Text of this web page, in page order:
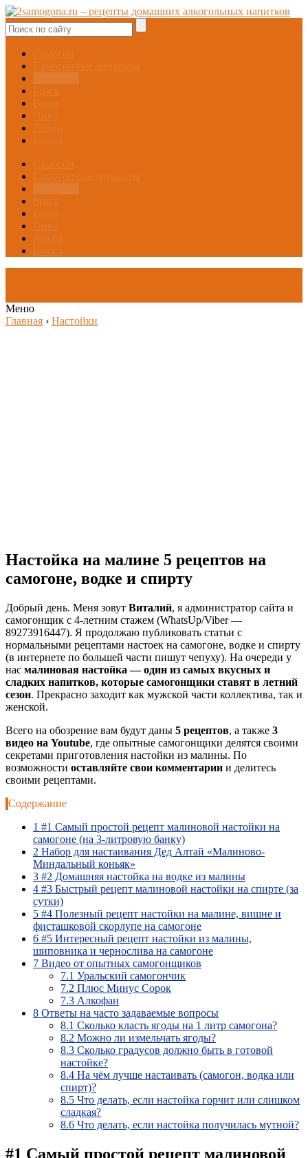
Самогон
Самогонные аппараты
Брага
Вино
Пиво
Ликёр
Виски
Самогон
Самогонные аппараты
Брага
Вино
Пиво
Ликёр
Виски
Меню
Главная › Настойки
Настойка на малине 5 рецептов на
самогоне, водке и спирту
Добрый день. Меня зовут Виталий, я администратор сайта и
самогонщик с 4-летним стажем (WhatsUp/Viber —
89273916447). Я продолжаю публиковать статьи с
нормальными рецептами настоек на самогоне, водке и спирту
(в интернете по большей части пишут чепуху). На очереди у
нас малиновая настойка — один из самых вкусных и
сладких напитков, которые самогонщики ставят в летний
сезон. Прекрасно заходит как мужской части коллектива, так и
женской.
Всего на обозрение вам будут даны 5 рецептов, а также 3
видео на Youtube, где опытные самогонщики делятся своими
секретами приготовления настойки из малины. По
возможности оставляйте свои комментарии и делитесь
своими рецептами.
Содержание
1 #1 Самый простой рецепт малиновой настойки на
самогоне (на 3-литровую банку)
2 Набор для настаивания Дед Алтай «Малиново-
Миндальный коньяк»
3 #2 Домашняя настойка на водке из малины
4 #3 Быстрый рецепт малиновой настойки на спирте (за
сутки)
5 #4 Полезный рецепт настойки на малине, вишне и
фисташковой скорлупе на самогоне
6 #5 Интересный рецепт настойки из малины,
шиповника и чернослива на самогоне
7 Видео от опытных самогонщиков
7.1 Уральский самогончик
7.2 Плюс Минус Сорок
7.3 Алкофан
8 Ответы на часто задаваемые вопросы
8.1 Сколько класть ягоды на 1 литр самогона?
8.2 Можно ли измельчать ягоды?
8.3 Сколько градусов должно быть в готовой
настойке?
8.4 На чём лучше настаивать (самогон, водка или
спирт)?
8.5 Что делать, если настойка горчит или слишком
сладкая?
8.6 Что делать, если настойка получилась мутной?
#1 Самый простой рецепт малиновой